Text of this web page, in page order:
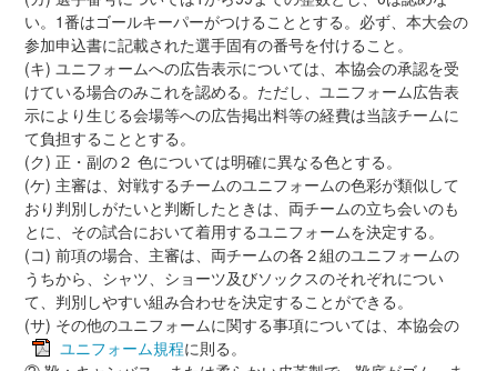
い。1番はゴールキーパーがつけることとする。必ず、本大会の
参加申込書に記載された選手固有の番号を付けること。
(キ) ユニフォームへの広告表示については、本協会の承認を受
けている場合のみこれを認める。ただし、ユニフォーム広告表
示により生じる会場等への広告掲出料等の経費は当該チームに
て負担することとする。
(ク) 正・副の２ 色については明確に異なる色とする。
(ケ) 主審は、対戦するチームのユニフォームの色彩が類似して
おり判別しがたいと判断したときは、両チームの立ち会いのも
とに、その試合において着用するユニフォームを決定する。
(コ) 前項の場合、主審は、両チームの各２組のユニフォームの
うちから、シャツ、ショーツ及びソックスのそれぞれについ
て、判別しやすい組み合わせを決定することができる。
(サ) その他のユニフォームに関する事項については、本協会の
ユニフォーム規程に則る。